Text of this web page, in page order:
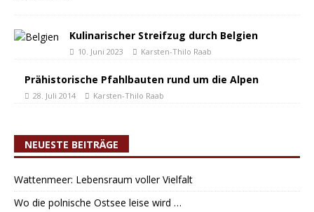
Kulinarischer Streifzug durch Belgien
10. Juni 2023 Karsten-Thilo Raab
Prähistorische Pfahlbauten rund um die Alpen
28. Juli 2014 Karsten-Thilo Raab
NEUESTE BEITRÄGE
Wattenmeer: Lebensraum voller Vielfalt
Wo die polnische Ostsee leise wird …